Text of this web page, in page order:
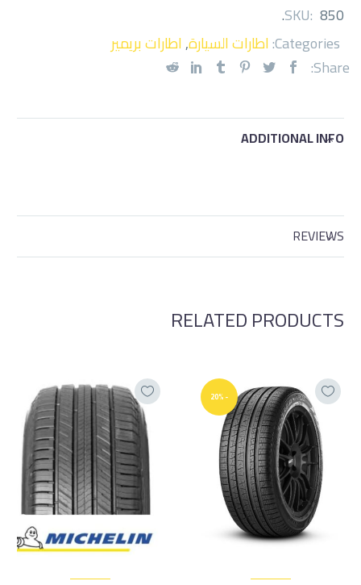
SKU: 850
.
Categories: اطارات السيارة,اطارات بريمير
Share:
ADDITIONAL INFO
REVIEWS
RELATED PRODUCTS
-20%